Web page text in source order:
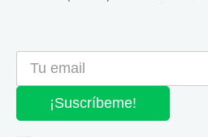
¡Suscríbeme!